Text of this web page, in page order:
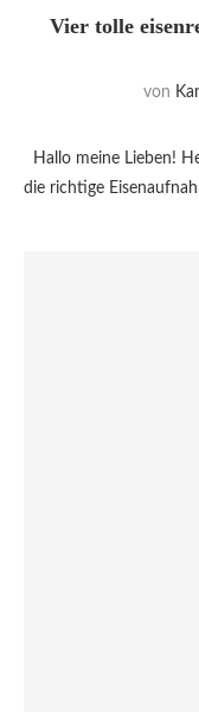
Vier tolle
von
Hallo meine Lieben!
die richtige